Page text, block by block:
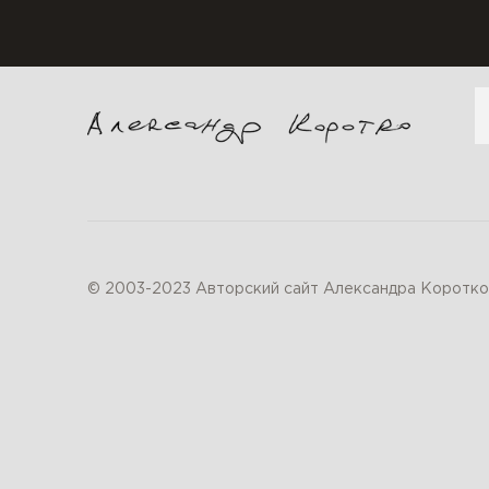
© 2003-2023 Авторский сайт Александра Коротко